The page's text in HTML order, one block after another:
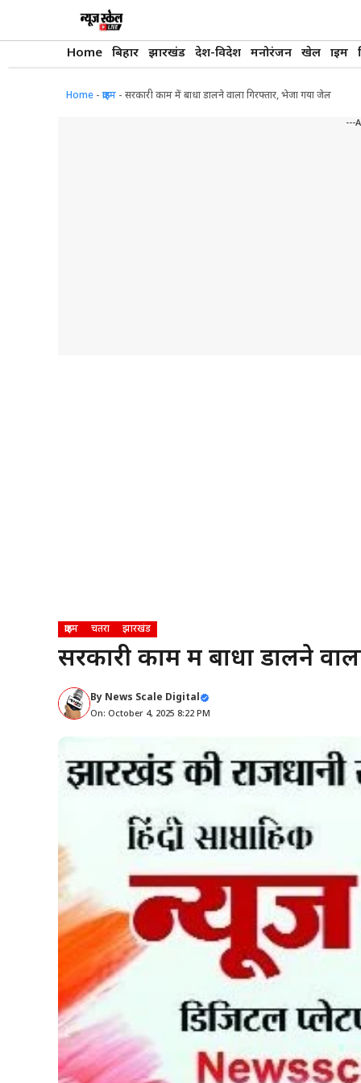
Home बिहार झारखंड देश-विदेश मनोरंजन खेल क्राइम
Home - क्राइम - सरकारी काम में बाधा डालने वाला गिरफ्तार, भेजा गया जेल
---
क्राइम चतरा झारखंड
सरकारी काम में बाधा डालने
By News Scale Digital
On: October 4, 2025 8:22 PM